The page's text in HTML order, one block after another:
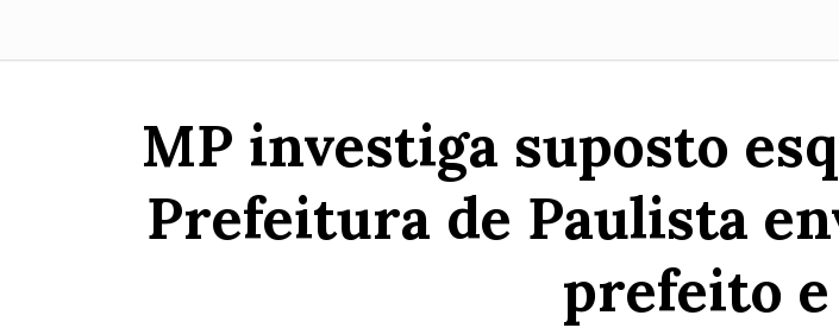
MP investiga suposto
Prefeitura de Paulista
prefeito